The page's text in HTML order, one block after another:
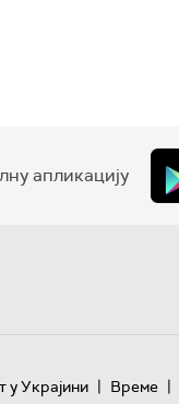
апликацију
у Украјини | Време |